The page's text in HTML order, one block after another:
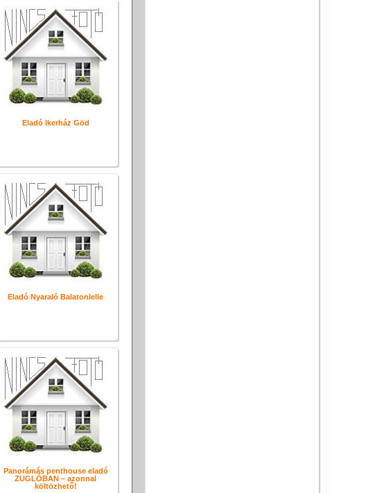
Eladó Ikerház Göd
Eladó Nyaraló Balatonlelle
Panorámás penthouse eladó
ZUGLÓBAN – azonnal
költözhető!